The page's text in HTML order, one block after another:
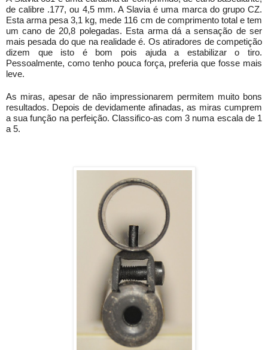
de calibre .177, ou 4,5 mm. A Slavia é uma marca do grupo CZ.
Esta arma pesa 3,1 kg, mede 116 cm de comprimento total e tem
um cano de 20,8 polegadas. Esta arma dá a sensação de ser
mais pesada do que na realidade é. Os atiradores de competição
dizem que isto é bom pois ajuda a estabilizar o tiro.
Pessoalmente, como tenho pouca força, preferia que fosse mais
leve.
As miras, apesar de não impressionarem permitem muito bons
resultados. Depois de devidamente afinadas, as miras cumprem
a sua função na perfeição. Classifico-as com 3 numa escala de 1
a 5.